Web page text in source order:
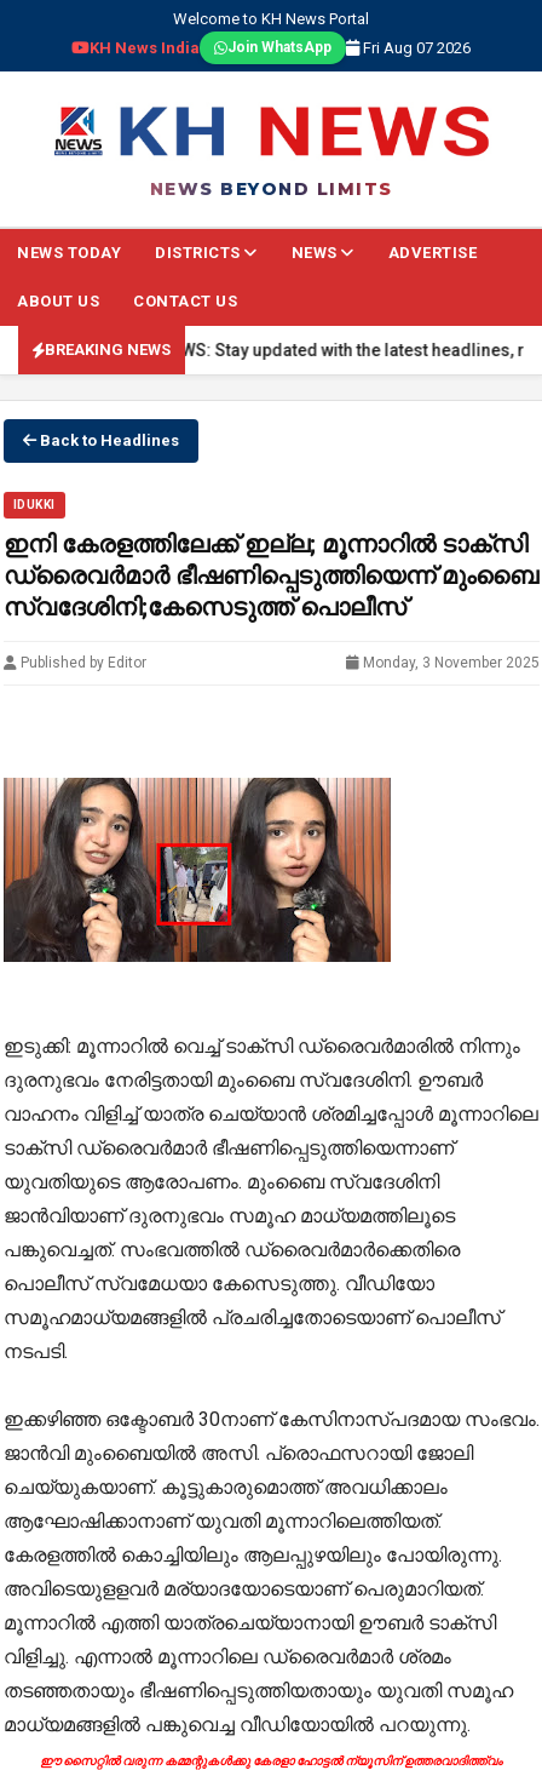
Welcome to KH News Portal
KH News India
Join WhatsApp Fri Aug 07 2026
NEWS BEYOND LIMITS
NEWS TODAY DISTRICTS NEWS ADVERTISE
ABOUT US CONTACT US
BREAKING NEWS
🔴 BREAKING NEWS: Stay updated with the latest headlines,
Back to Headlines
IDUKKI
ഇനി കേരളത്തിലേക്ക് ഇല്ല; മൂന്നാറിൽ ടാക്‌സി
ഡ്രൈവർമാർ ഭീഷണിപ്പെടുത്തിയെന്ന് മുംബൈ
സ്വദേശിനി;കേസെടുത്ത് പൊലീസ്
Published by Editor Monday, 3 November 2025
ഇടുക്കി: മൂന്നാറിൽ വെച്ച് ടാക്സി ഡ്രൈവർമാരിൽ നിന്നും
ദുരനുഭവം നേരിട്ടതായി മുംബൈ സ്വദേശിനി. ഊബർ
വാഹനം വിളിച്ച് യാത്ര ചെയ്യാൻ ശ്രമിച്ചപ്പോൾ മൂന്നാറിലെ
ടാക്സി ഡ്രൈവർമാർ ഭീഷണിപ്പെടുത്തിയെന്നാണ്
യുവതിയുടെ ആരോപണം. മുംബൈ സ്വദേശിനി
ജാൻവിയാണ് ദുരനുഭവം സമൂഹ മാധ്യമത്തിലൂടെ
പങ്കുവെച്ചത്. സംഭവത്തിൽ ഡ്രൈവർമാർക്കെതിരെ
പൊലീസ് സ്വമേധയാ കേസെടുത്തു. വീഡിയോ
സമൂഹമാധ്യമങ്ങളിൽ പ്രചരിച്ചതോടെയാണ് പൊലീസ്
നടപടി.
ഇക്കഴിഞ്ഞ ഒക്ടോബർ 30നാണ് കേസിനാസ്പദമായ സംഭവം.
ജാൻവി മുംബൈയിൽ അസി. പ്രൊഫസറായി ജോലി
ചെയ്യുകയാണ്. കൂട്ടുകാരുമൊത്ത് അവധിക്കാലം
ആഘോഷിക്കാനാണ് യുവതി മൂന്നാറിലെത്തിയത്.
കേരളത്തിൽ കൊച്ചിയിലും ആലപ്പുഴയിലും പോയിരുന്നു.
അവിടെയുളളവർ മര്യാദയോടെയാണ് പെരുമാറിയത്.
മൂന്നാറിൽ എത്തി യാത്രചെയ്യാനായി ഊബർ ടാക്സി
വിളിച്ചു. എന്നാൽ മൂന്നാറിലെ ഡ്രൈവർമാർ ശ്രമം
തടഞ്ഞതായും ഭീഷണിപ്പെടുത്തിയതായും യുവതി സമൂഹ
മാധ്യമങ്ങളിൽ പങ്കുവെച്ച വീഡിയോയിൽ പറയുന്നു.
ഈ സൈറ്റിൽ വരുന്ന കമ്മന്റുകൾക്കു കേരളാ ഹോട്ടൽ ന്യൂസിന് ഉത്തരവാദിത്ത്വം